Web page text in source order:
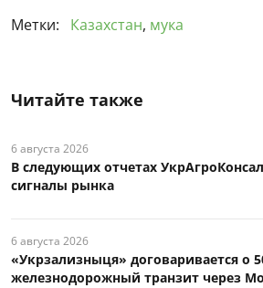
Метки:
Казахстан, мука
Читайте также
6 августа 2026
В следующих отчетах
сигналы рынка
6 августа 2026
«Укрзализныця» договаривается о
железнодорожный транзит через